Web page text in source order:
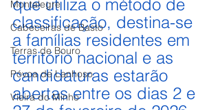
Montalegre
Cabeceiras de Basto
Terras de Bouro
Póvoa de Lanhoso
Vieira do Minho
que utiliza o método de
classificação, destina-se
a famílias residentes em
território nacional e as
candidaturas estarão
abertas entre os dias 2 e